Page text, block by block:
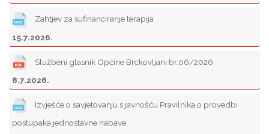
Zahtjev za sufinanciranje terapija
15.7.2026.
Službeni glasnik Općine Brckovljani br.06/2026
8.7.2026.
Izvješće o savjetovanju s javnošću Pravilnika o provedbi
postupaka jednostavne nabave